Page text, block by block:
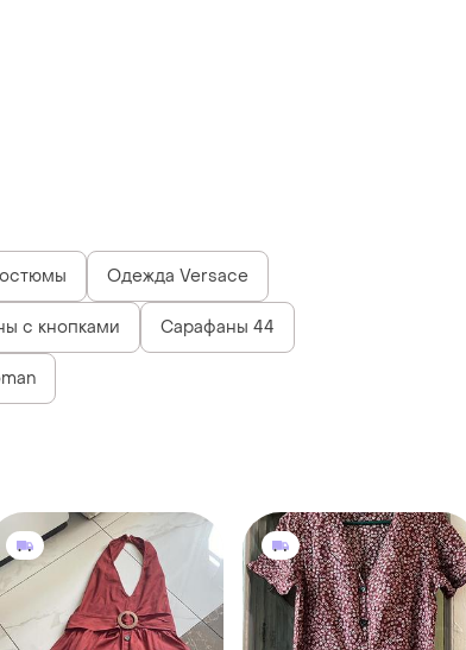
Одежда Versace
с кнопками Сарафаны 44